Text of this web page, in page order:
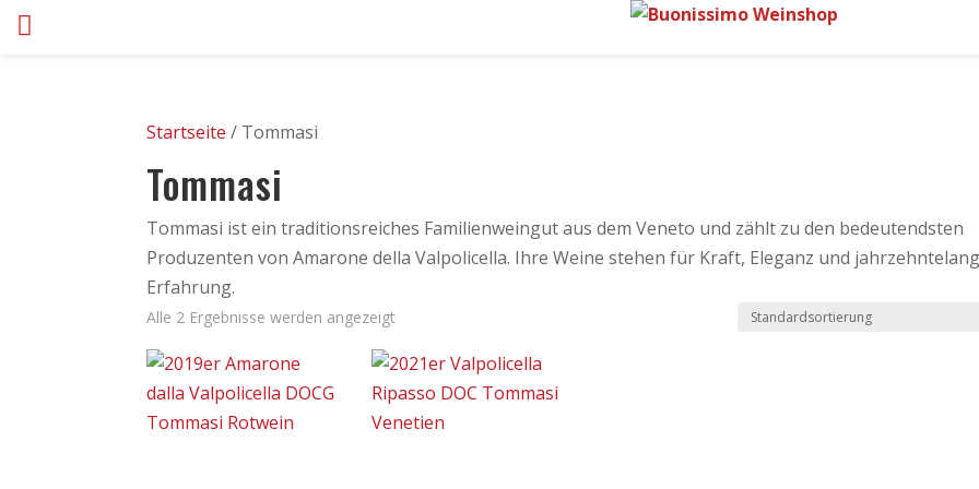
Startseite / Tommasi
Tommasi
Tommasi ist ein traditionsreiches Familienweingut aus dem Veneto und zählt zu den bedeutendsten
Produzenten von Amarone della Valpolicella. Ihre Weine stehen für Kraft, Eleganz und
Erfahrung.
Alle 2 Ergebnisse werden angezeigt